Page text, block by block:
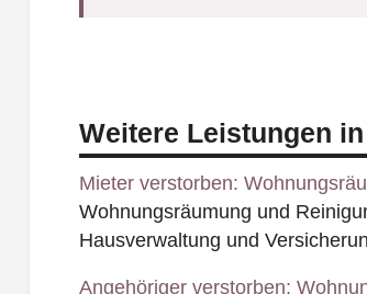
Weitere Leistungen
Mieter verstorben:
Wohnungsräumung und
Hausverwaltung und
Angehöriger verstorben: